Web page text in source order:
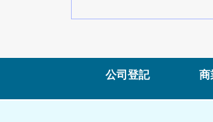
公司登記 商